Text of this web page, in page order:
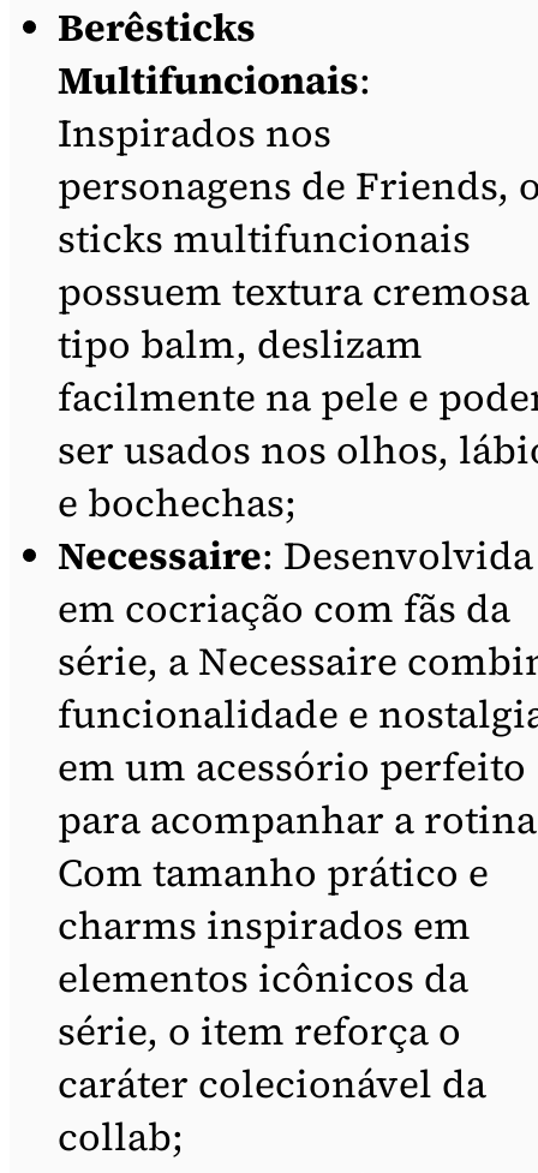
Berêsticks
Multifuncionais:
Inspirados nos
personagens de Friends,
sticks multifuncionais
possuem textura cremosa
tipo balm, deslizam
facilmente na pele e
ser usados nos olhos,
e bochechas;
Necessaire: Desenvolvida
em cocriação com fãs da
série, a Necessaire
funcionalidade e
em um acessório perfeito
para acompanhar a
Com tamanho prático e
charms inspirados em
elementos icônicos da
série, o item reforça o
caráter colecionável da
collab;